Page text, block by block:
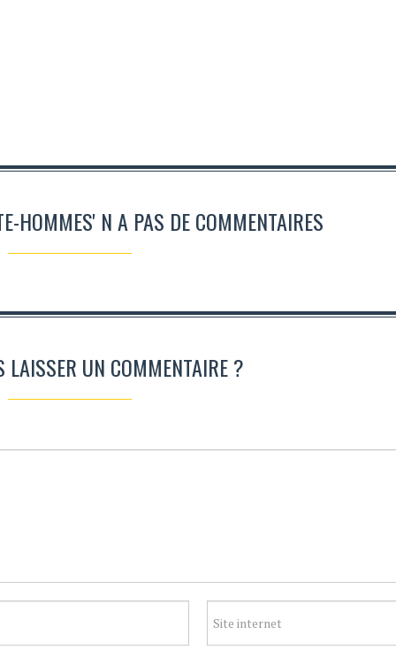
HOMMES' N A PAS DE COMMENTAIRES
LAISSER UN COMMENTAIRE ?